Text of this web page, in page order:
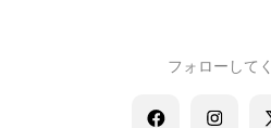
フォローして